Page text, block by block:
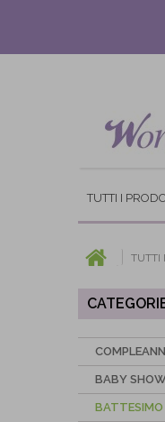
TUTTI I
TUTTI
BABY
BATTESIMO